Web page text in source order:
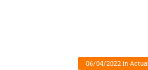
06/04/2022in